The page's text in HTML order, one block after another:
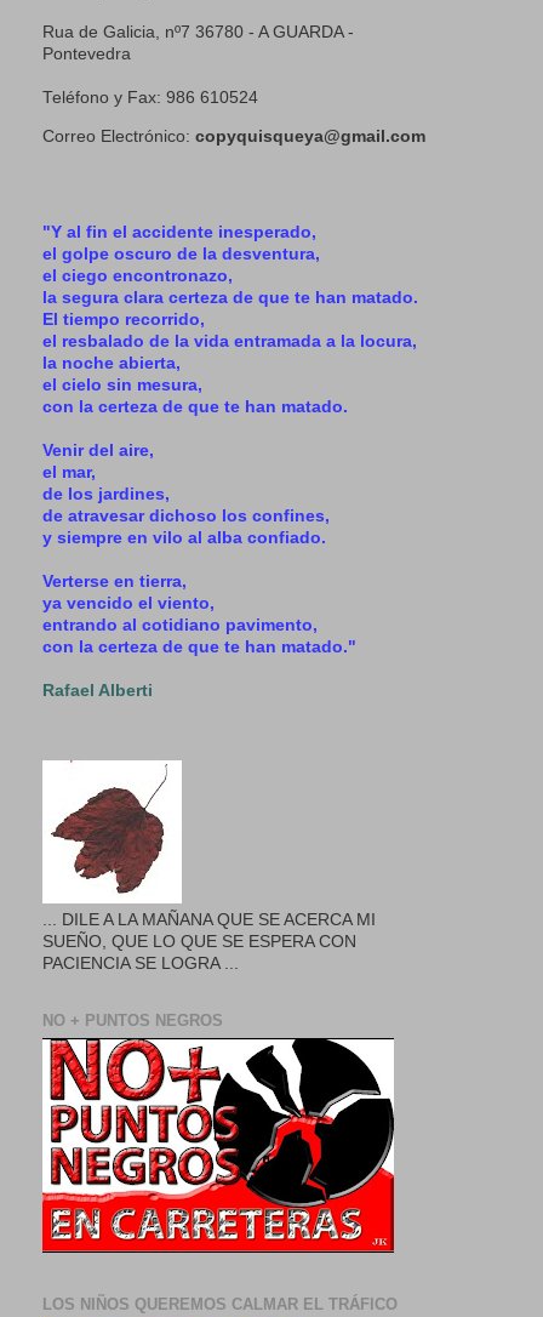
Rua de Galicia, nº7 36780 - A GUARDA -
Pontevedra
Teléfono y Fax: 986 610524
Correo Electrónico: copyquisqueya@gmail.com
"Y al fin el accidente inesperado,
el golpe oscuro de la desventura,
el ciego encontronazo,
la segura clara certeza de que te han matado.
El tiempo recorrido,
el resbalado de la vida entramada a la locura,
la noche abierta,
el cielo sin mesura,
con la certeza de que te han matado.
Venir del aire,
el mar,
de los jardines,
de atravesar dichoso los confines,
y siempre en vilo al alba confiado.
Verterse en tierra,
ya vencido el viento,
entrando al cotidiano pavimento,
con la certeza de que te han matado."
Rafael Alberti
... DILE A LA MAÑANA QUE SE ACERCA MI
SUEÑO, QUE LO QUE SE ESPERA CON
PACIENCIA SE LOGRA ...
NO + PUNTOS NEGROS
LOS NIÑOS QUEREMOS CALMAR EL TRÁFICO